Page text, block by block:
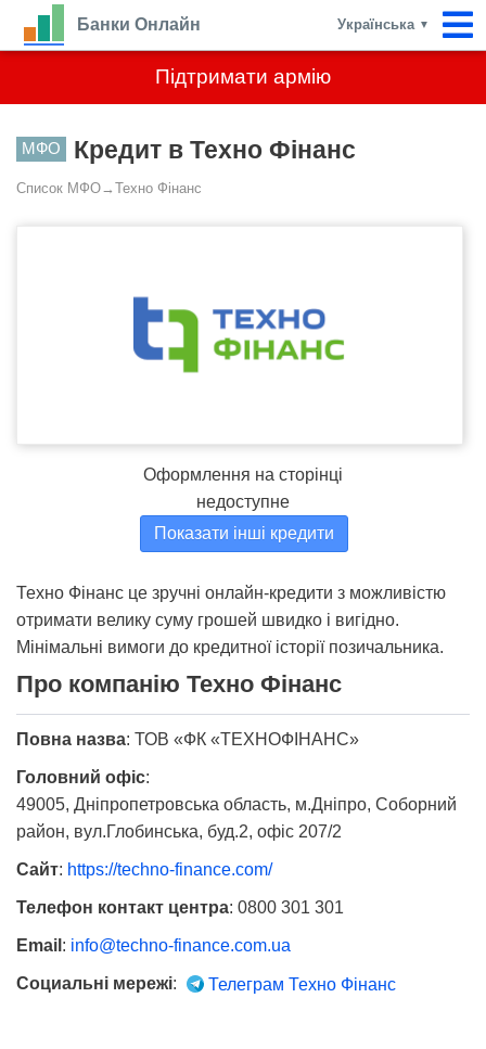
Підтримати армію
Банки Онлайн Українська ▼
МФО Кредит в Техно Фінанс
Список МФО→ Техно Фінанс
Оформлення на сторінці
недоступне
Показати інші кредити
Техно Фінанс це зручні онлайн-кредити з можливістю
отримати велику суму грошей швидко і вигідно.
Мінімальні вимоги до кредитної історії позичальника.
Про компанію Техно Фінанс
Повна назва: ТОВ «ФК «ТЕХНОФІНАНС»
Головний офіс:
49005, Дніпропетровська область, м.Дніпро, Соборний
район, вул.Глобинська, буд.2, офіс 207/2
Сайт: https://techno-finance.com/
Телефон контакт центра: 0800 301 301
Email : info@techno-finance.com.ua
Социальні мережі: Телеграм Техно Фінанс